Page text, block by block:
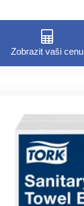
Zobrazit vaši cenu